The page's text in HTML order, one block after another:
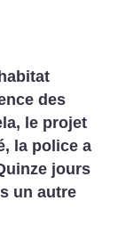
des
le projet
la police a
jours
un autre